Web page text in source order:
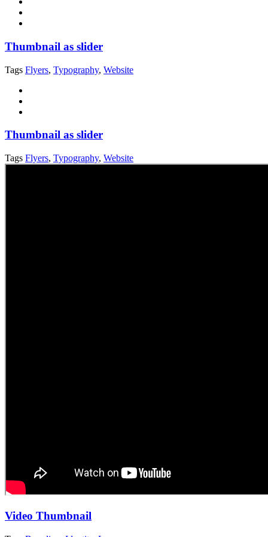
Thumbnail as slider
Tags Flyers, Typography, Website
Thumbnail as slider
Tags Flyers, Typography, Website
Video Thumbnail